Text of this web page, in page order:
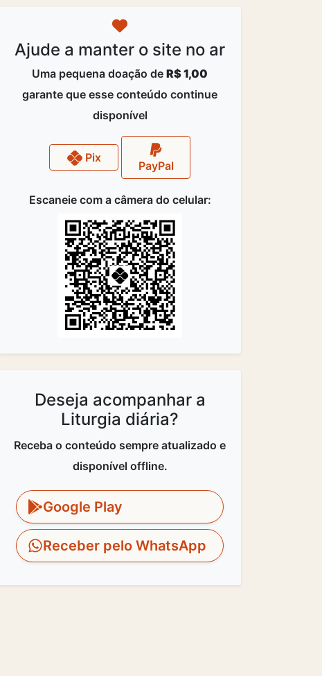
Ajude a manter o site no ar
Uma pequena doação de R$ 1,00
garante que esse conteúdo continue
disponível
Pix
PayPal
Escaneie com a câmera do celular:
Deseja acompanhar a
Liturgia diária?
Receba o conteúdo sempre atualizado e
disponível offline.
Google Play
Receber pelo WhatsApp